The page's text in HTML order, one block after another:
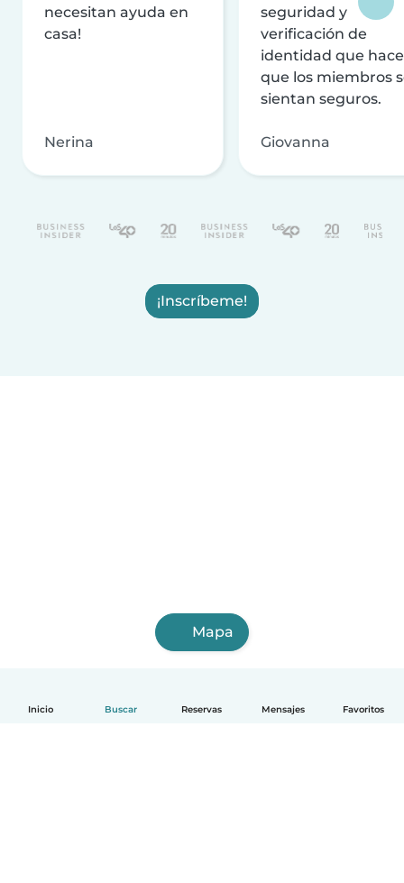
Inicio Buscar Reservas Mensajes Favoritos
necesitan ayuda en
casa!
Nerina
seguridad y
verificación de
identidad que
que los miembros
sientan seguros.
Giovanna
¡Inscríbeme!
Mapa